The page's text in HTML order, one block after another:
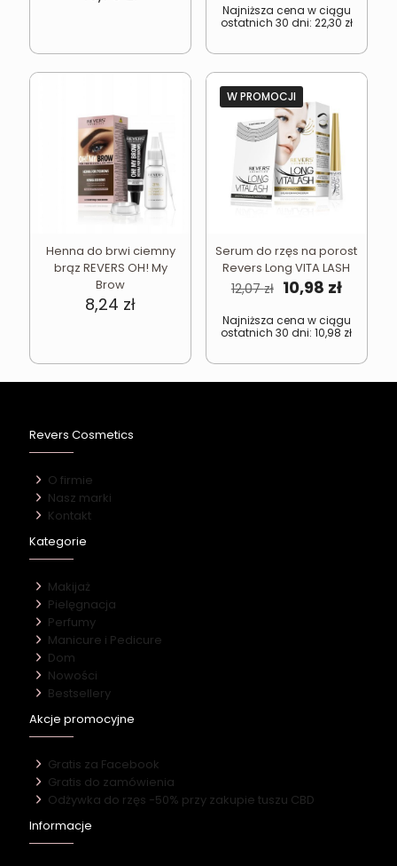
wynosiła:
29,74 zł.22,30
Najniższa cena w ciągu
ostatnich 30 dni: 22,30 zł
Henna do brwi ciemny
brąz REVERS OH! My
Brow
8,24 zł
W PROMOCJI
Serum do rzęs na porost
Revers Long VITA LASH
12,07zł Pierwotna
wynosiła:
12,07 zł.
10,98 zł
10,98 zł.
Najniższa cena w ciągu
ostatnich 30 dni:10,98 zł
Revers Cosmetics
O firmie
Nasz marki
Kontakt
Kategorie
Makijaż
Pielęgnacja
Perfumy
Manicure i Pedicure
Dom
Nowości
Bestsellery
Akcje promocyjne
Gratis za Facebook
Gratis do zamówienia
Odżywka do rzęs -50% przy zakupie tuszu CBD
Informacje